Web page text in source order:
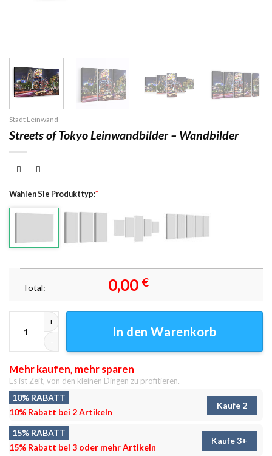
Stadt Leinwand
Streets of Tokyo Leinwandbilder – Wandbilder
Wählen Sie Produkttyp:*
Total: 0,00 €
In den Warenkorb
Mehr kaufen, mehr sparen
Es ist Zeit, von den kleinen Dingen zu profitieren.
10% RABATT
10% Rabatt bei 2 Artikeln
Kaufe 2
15% RABATT
15% Rabatt bei 3 oder mehr Artikeln
Kaufe 3+